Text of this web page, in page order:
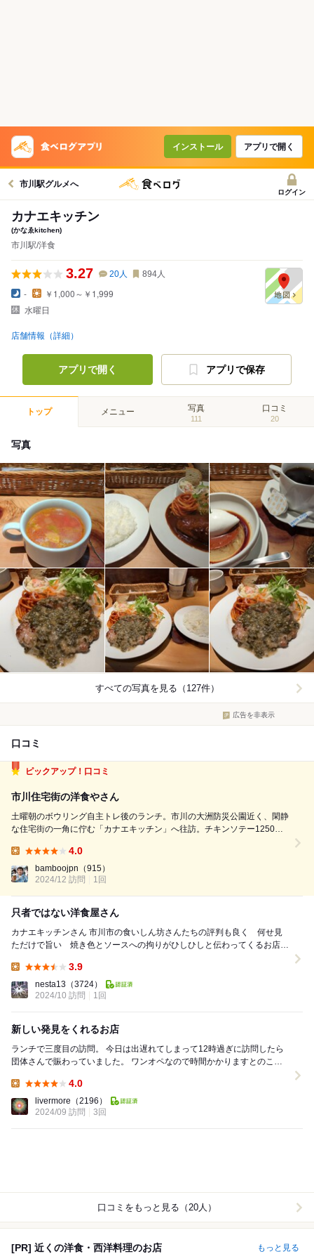
インストール アプリで開く
市川駅グルメへ
ログイン
カナエキッチン
(かなゑkitchen)
市川駅/洋食
3.27 20人 894人
-
￥1,000～￥1,999
水曜日
店舗情報（詳細）
アプリで開く アプリで保存
トップ メニュー 写真
111
口コミ
20
写真
すべての写真を見る（127件）
広告を非表示
口コミ
ピックアップ！口コミ
市川住宅街の洋食やさん
土曜朝のボウリング自主トレ後のランチ。市川の大洲防災公園近く、閑静
な住宅街の一角に佇む「カナエキッチン」へ往訪。チキンソテー1250円
インのディッシュにチキンソテーとサラダ、スパゲッティがてんこ盛りで
中々のボリュームがあります...
4.0
bamboojpn （915）
2024/12 訪問
1回
只者ではない洋食屋さん
カナエキッチンさん 市川市の食いしん坊さんたちの評判も良く 何せ見
ただけで旨い 焼き色とソースへの拘りがひしひしと伝わってくるお店な
3.9
nesta13 （3724）
2024/10 訪問
1回
新しい発見をくれるお店
ランチで三度目の訪問。 今日は出遅れてしまって12時過ぎに訪問したら
団体さんで賑わっていました。 ワンオペなので時間かかりますとのこと
4.0
livermore （2196）
2024/09 訪問
3回
口コミをもっと見る（20人）
[PR] 近くの洋食・西洋料理のお店 もっと見る